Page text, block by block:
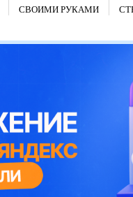
Свежие
Японские
Школа
Шьем
СВОИМИ РУКАМИ